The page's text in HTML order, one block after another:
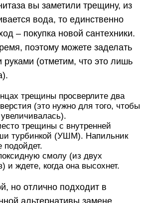
вы заметили трещину, из
вода, то единственно
– покупка новой сантехники.
поэтому можете заделать
(отметим, что это лишь
трещины просверлите два
(это нужно для того, чтобы
трещины с внутренней
турбинкой (УШМ). Напильник
подойдет.
смолу (из двух
и ждете, когда она высохнет.
но отлично подходит в
альтернативы замене